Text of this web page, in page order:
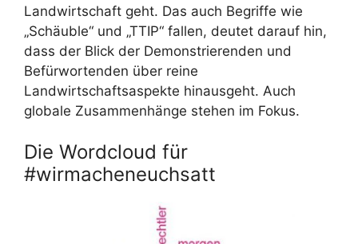
Landwirtschaft geht. Das auch Begriffe wie
„Schäuble“ und „TTIP“ fallen, deutet darauf hin,
dass der Blick der Demonstrierenden und
Befürwortenden über reine
Landwirtschaftsaspekte hinausgeht. Auch
globale Zusammenhänge stehen im Fokus.
Die Wordcloud für
#wirmacheneuchsatt